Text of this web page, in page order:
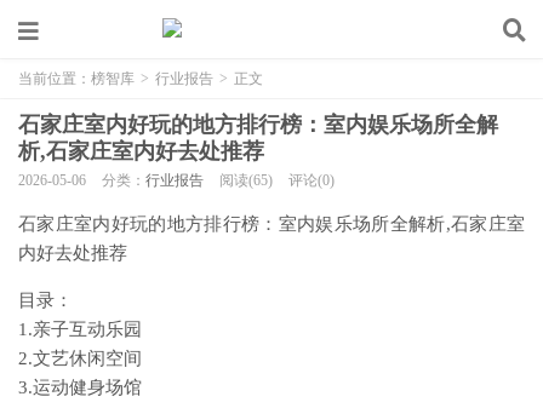
当前位置： 榜智库 > 行业报告 > 正文
石家庄室内好玩的地方排行榜：室内娱乐场所全解
析,石家庄室内好去处推荐
2026-05-06 分类： 行业报告 阅读(65) 评论(0)
石家庄室内好玩的地方排行榜：室内娱乐场所全解析,石家庄室
内好去处推荐
目录：
1.亲子互动乐园
2.文艺休闲空间
3.运动健身场馆